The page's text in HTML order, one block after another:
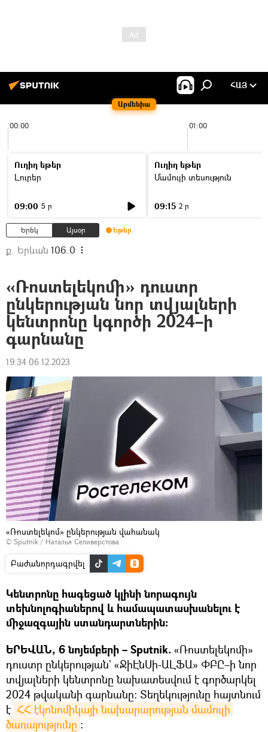
Արմենիա
ՀԱՅ
00:00 01:00
Ուղիղ եթեր
Լուրեր
09:00 5 ր
Ուղիղ եթեր
Մամուլի տեսություն
09:15 2 ր
Երեկ Այսօր Եթեր
ք. Երևան 106.0
«Ռոստելեկոմի» դուստր
ընկերության նոր տվյալների
կենտրոնը կգործի 2024–ի
գարնանը
19:34 06.12.2023
«Ռոստելեկոմ» ընկերության վահանակ
© Sputnik / Наталья Селиверстова
Բաժանորդագրվել
Կենտրոնը հագեցած կլինի նորագույն
տեխնոլոգիաներով և համապատասխանելու է
միջազգային ստանդարտներին։
ԵՐԵՎԱՆ, 6 նոյեմբերի – Sputnik. «Ռոստելեկոմի»
դուստր ընկերության` «ՋիԷնՍի-ԱԼՖԱ» ՓԲԸ–ի նոր
տվյալների կենտրոնը նախատեսվում է գործարկել
2024 թվականի գարնանը։ Տեղեկությունը հայտնում
է ՀՀ էկոնոմիկայի նախարարության մամուլի
ծառայությունը ։